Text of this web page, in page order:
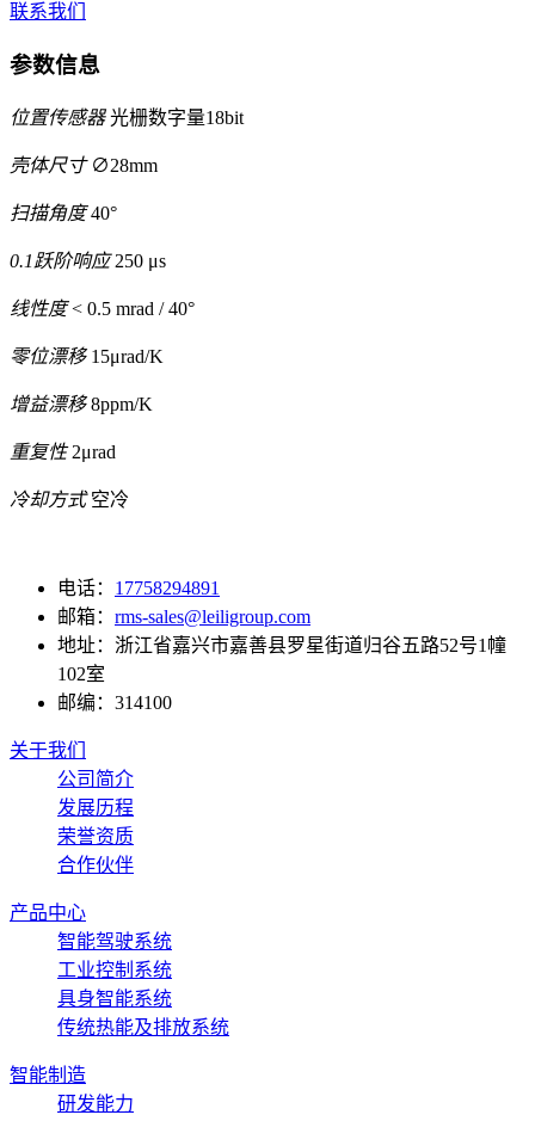
联系我们
参数信息
位置传感器光栅数字量18bit
壳体尺寸∅28mm
扫描角度40°
0.1跃阶响应250 μs
线性度< 0.5 mrad / 40°
零位漂移15μrad/K
增益漂移8ppm/K
重复性2μrad
冷却方式空冷
电话： 17758294891
邮箱： rms-sales@leiligroup.com
地址： 浙江省嘉兴市嘉善县罗星街道归谷五路52号1幢
102室
邮编： 314100
关于我们
公司简介
发展历程
荣誉资质
合作伙伴
产品中心
智能驾驶系统
工业控制系统
具身智能系统
传统热能及排放系统
智能制造
研发能力